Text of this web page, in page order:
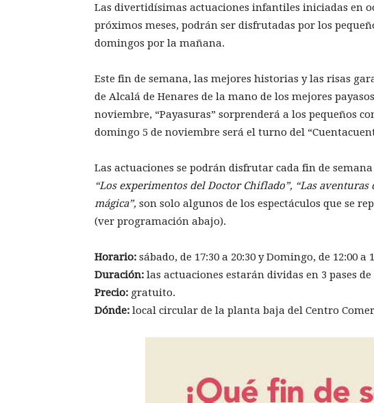
Las divertidísimas actuaciones infantiles iniciadas en
próximos meses, podrán ser disfrutadas por los
domingos por la mañana.
Este fin de semana, las mejores historias y las risas
de Alcalá de Henares de la mano de los mejores
noviembre, “Payasuras” sorprenderá a los pequeños
domingo 5 de noviembre será el turno del
Las actuaciones se podrán disfrutar cada fin de
“Los experimentos del Doctor Chiflado”, “Las aventuras
mágica”, son solo algunos de los espectáculos que se
(ver programación abajo).
Horario: sábado, de 17:30 a 20:30 y Domingo, de 12:00 a
Duración: las actuaciones estarán dividas en 3 pases
Precio: gratuito.
Dónde: local circular de la planta baja del Centro